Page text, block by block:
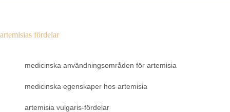
artemisias fördelar
medicinska användningsområden för artemisia
medicinska egenskaper hos artemisia
artemisia vulgaris-fördelar